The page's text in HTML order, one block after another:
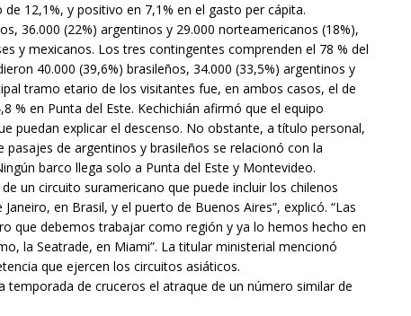
12,1%, y positivo en 7,1% en el gasto per cápita.
36.000 (22%) argentinos y 29.000 norteamericanos (18%),
y mexicanos. Los tres contingentes comprenden el 78 % del
40.000 (39,6%) brasileños, 34.000 (33,5%) argentinos y
tramo etario de los visitantes fue, en ambos casos, el de
% en Punta del Este. Kechichián afirmó que el equipo
puedan explicar el descenso. No obstante, a título personal,
de argentinos y brasileños se relacionó con la
barco llega solo a Punta del Este y Montevideo.
un circuito suramericano que puede incluir los chilenos
en Brasil, y el puerto de Buenos Aires”, explicó. “Las
que debemos trabajar como región y ya lo hemos hecho en
la Seatrade, en Miami”. La titular ministerial mencionó
que ejercen los circuitos asiáticos.
temporada de cruceros el atraque de un número similar de